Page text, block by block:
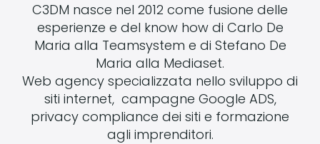
C3DM nasce nel 2012 come fusione delle
esperienze e del know how di Carlo De
Maria alla Teamsystem e di Stefano De
Maria alla Mediaset.
Web agency specializzata nello sviluppo di
siti internet, campagne Google ADS,
privacy compliance dei siti e formazione
agli imprenditori.